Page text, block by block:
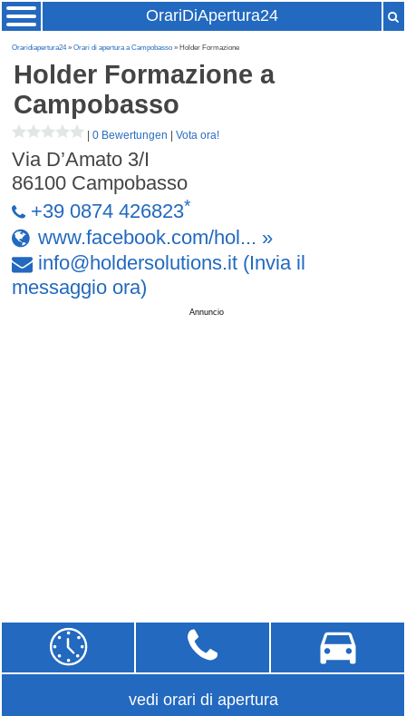
OrariDiApertura24
Oraridiapertura24»Orari di apertura a Campobasso » Holder Formazione
Holder Formazione a
Campobasso
|0 Bewertungen |Vota ora!
Via D’Amato 3/I
86100 Campobasso
+39 0874 426823*
www.facebook.com/hol... »
info@holdersolutions.it (Invia il
messaggio ora)
Annuncio
vedi orari di apertura